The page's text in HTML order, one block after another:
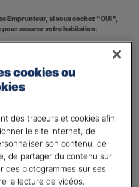
Emprunteur, si vous cochez "OUI",
pour assurer votre habitation.
?
cookies ou
des traceurs et cookies afin
le site internet, de
son contenu, de
de partager du contenu sur
des pictogrammes sur ses
la lecture de vidéos.